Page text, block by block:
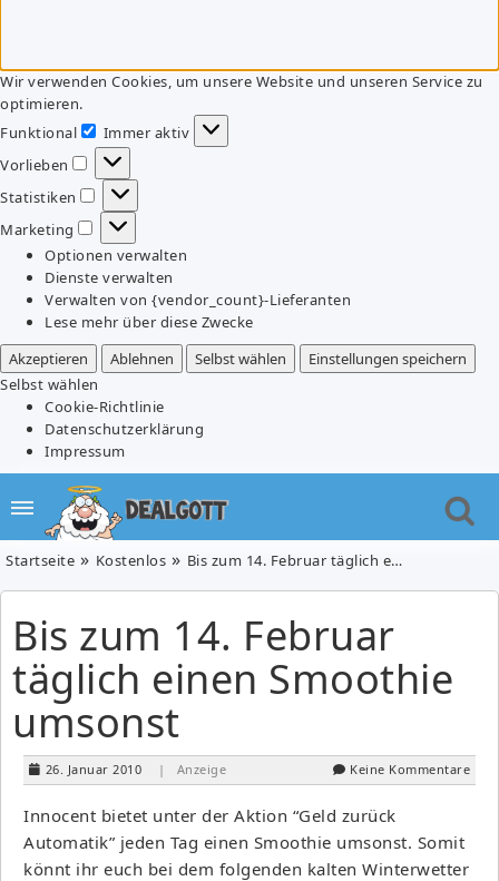
Wir verwenden Cookies, um unsere Website und unseren Service zu
optimieren.
Funktional
Funktional
Immer aktiv
Vorlieben
Vorlieben
Statistiken
Statistiken
Marketing
Marketing
Optionen verwalten
Dienste verwalten
Verwalten von {vendor_count}-Lieferanten
Lese mehr über diese Zwecke
Akzeptieren
Ablehnen Selbst wählen
Einstellungen speichern
Selbst wählen
Cookie-Richtlinie
Datenschutzerklärung
Impressum
Startseite Kostenlos Bis zum 14. Februar täglich einen Smoothie umsonst
Bis zum 14. Februar
täglich einen Smoothie
umsonst
26. Januar 2010 | Anzeige Keine Kommentare
Innocent bietet unter der Aktion “Geld zurück
Automatik” jeden Tag einen Smoothie umsonst. Somit
könnt ihr euch bei dem folgenden kalten Winterwetter